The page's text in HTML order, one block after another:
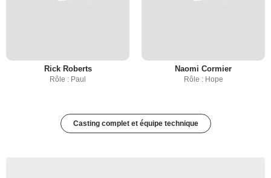
Rick Roberts
Rôle : Paul
Naomi Cormier
Rôle : Hope
Casting complet et équipe technique